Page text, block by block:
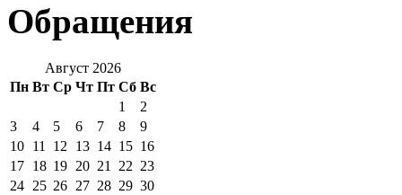
Обращения
Август 2026
Пн Вт Ср Чт Пт Сб Вс
1
2
3
4 5 6 7 8
9
10 11 12 13 14 15 16
17 18 19 20 21 22 23
24 25 26 27 28 29 30